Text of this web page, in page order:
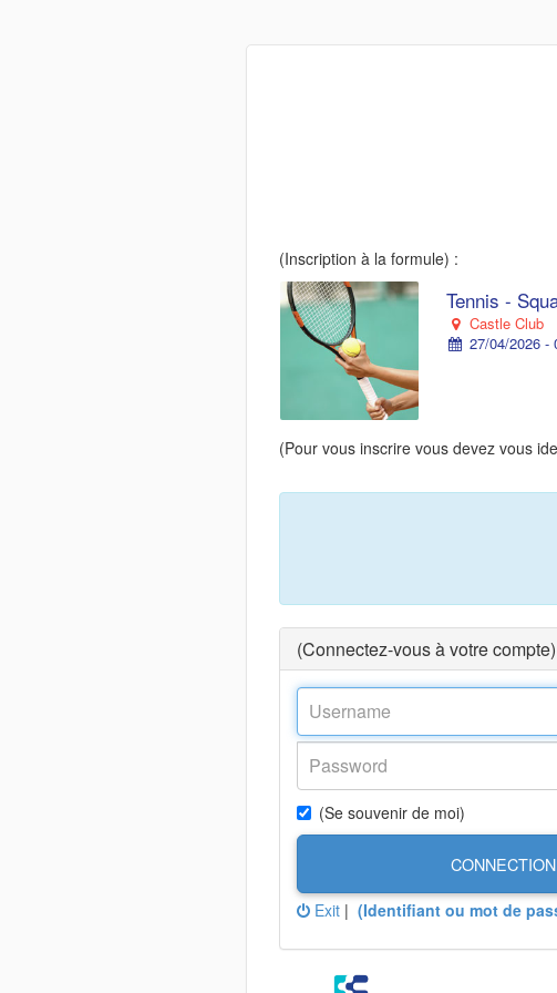
(Inscription à la formule) :
Tennis -
Castle Club
27/04/2026 -
(Pour vous inscrire vous devez vous
(Connectez-vous à votre compte)
(Se souvenir de moi)
CONNECTION
Exit | (Identifiant ou mot de